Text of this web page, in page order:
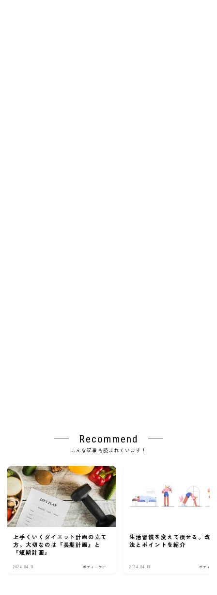
Recommend
こんな記事も読まれています！
上手くいくダイエット計画の立て
方。大切なのは『長期計画』と
『短期計画』
2024.04.11 ボディーケア
生活習慣を変えて痩せる。改
法とポイントを紹介
2024.04.13 ボディー